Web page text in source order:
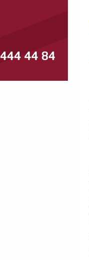
Künye
İletişim